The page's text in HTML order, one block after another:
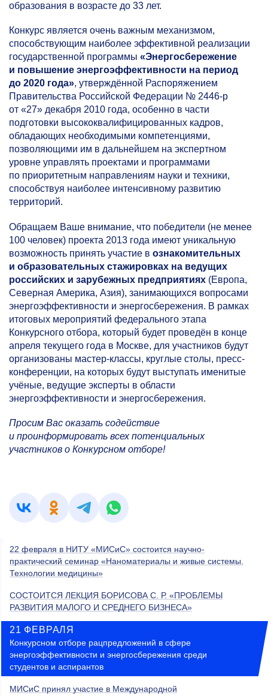
образования в возрасте до 33 лет.
Конкурс является очень важным механизмом,
способствующим наиболее эффективной реализации
государственной программы «Энергосбережение
и повышение энергоэффективности на период
до 2020 года», утверждённой Распоряжением
Правительства Российской Федерации № 2446-р
от «27» декабря 2010 года, особенно в части
подготовки высококвалифицированных кадров,
обладающих необходимыми компетенциями,
позволяющими им в дальнейшем на экспертном
уровне управлять проектами и программами
по приоритетным направлениям науки и техники,
способствуя наиболее интенсивному развитию
территорий.
Обращаем Ваше внимание, что победители (не менее
100 человек) проекта 2013 года имеют уникальную
возможность принять участие в ознакомительных
и образовательных стажировках на ведущих
российских и зарубежных предприятиях (Европа,
Северная Америка, Азия), занимающихся вопросами
энергоэффективности и энергосбережения. В рамках
итоговых мероприятий федерального этапа
Конкурсного отбора, который будет проведён в конце
апреля текущего года в Москве, для участников будут
организованы мастер-классы, круглые столы, пресс-
конференции, на которых будут выступать именитые
учёные, ведущие эксперты в области
энергоэффективности и энергосбережения.
Просим Вас оказать содействие
и проинформировать всех потенциальных
участников о Конкурсном отборе!
22 февраля в НИТУ «МИСиС» состоится научно-
практический семинар «Наноматериалы и живые системы.
Технологии медицины»
СОСТОИТСЯ ЛЕКЦИЯ БОРИСОВА С. Р. «ПРОБЛЕМЫ
РАЗВИТИЯ МАЛОГО И СРЕДНЕГО БИЗНЕСА»
21 ФЕВРАЛЯ
Конкурсном отборе рацпредложений в сфере
энергоэффективности и энергосбережения среди
студентов и аспирантов
МИСиС принял участие в Международной